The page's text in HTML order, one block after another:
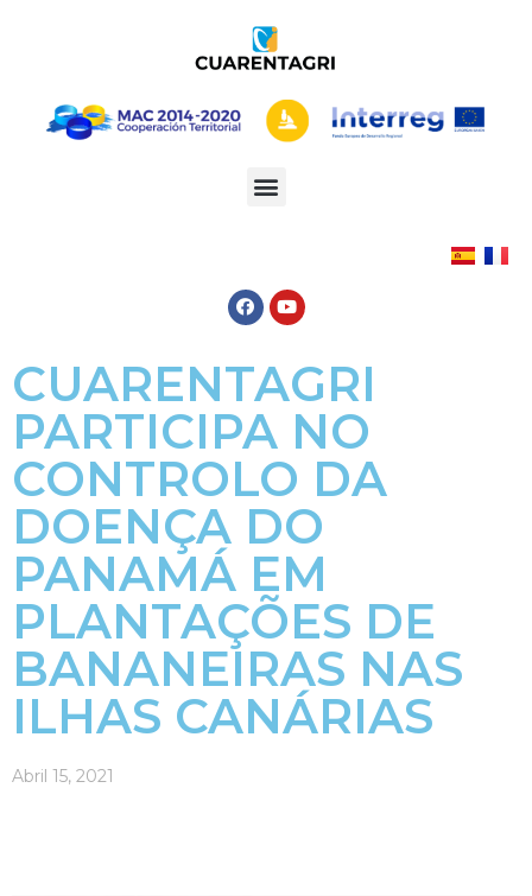
CUARENTAGRI
PARTICIPA NO
CONTROLO DA
DOENÇA DO
PANAMÁ EM
PLANTAÇÕES DE
BANANEIRAS NAS
ILHAS CANÁRIAS
Abril 15, 2021